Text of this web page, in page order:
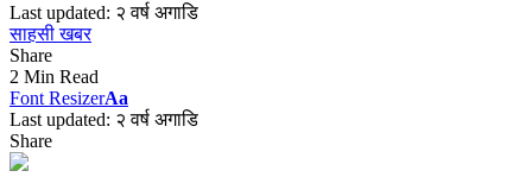
Last updated: २ वर्ष अगाडि
साहसी खबर
Share
2 Min Read
Font ResizerAa
Last updated: २ वर्ष अगाडि
Share